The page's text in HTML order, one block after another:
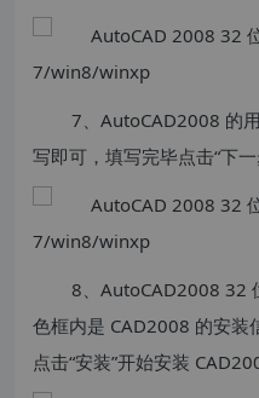
7、AutoCAD2008 的
写即可，填写完毕点击“下一
8、AutoCAD2008 32
色框内是 CAD2008 的安装
点击“安装”开始安装